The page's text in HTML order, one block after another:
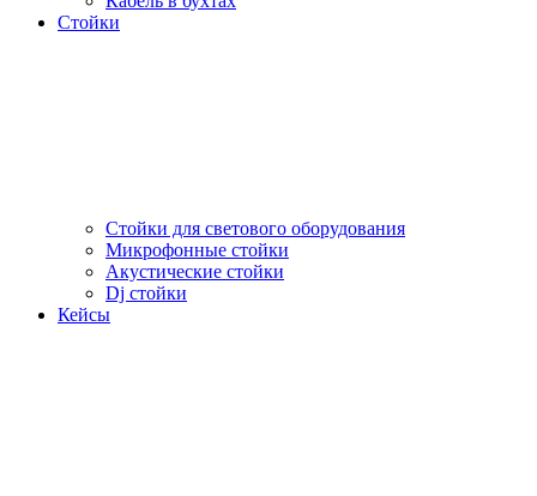
Стойки
Стойки для светового оборудования
Микрофонные стойки
Акустические стойки
Dj стойки
Кейсы